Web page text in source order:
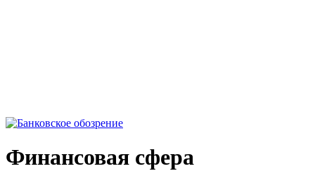
Финансовая сфера